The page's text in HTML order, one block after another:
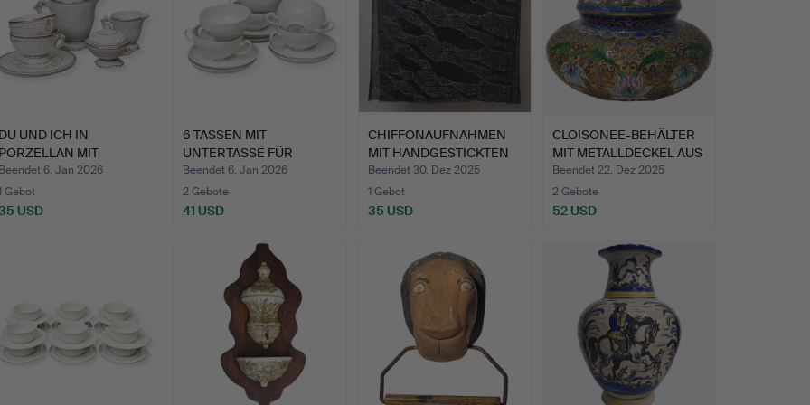
DU UND ICH IN
PORZELLAN MIT
GOLDRAND.
Beendet 6. Jan 2026
Gebot
USD
6 TASSEN MIT
UNTERTASSE FÜR
BAYERNSUPPE.
Beendet 6. Jan 2026
2 Gebote
41 USD
CHIFFONAUFNAHMEN
MIT HANDGESTICKTEN
JET-AP…
Beendet 30. Dez 2025
1 Gebot
35 USD
CLOISONEE-BEHÄLTER
MIT METALLDECKEL AUS
DE…
Beendet 22. Dez 2025
2 Gebote
52 USD